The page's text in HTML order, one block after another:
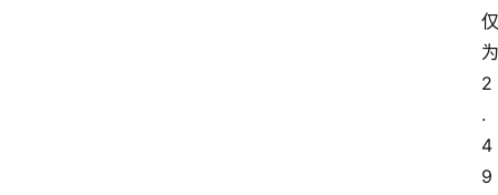
仅
为
2
.
4
9